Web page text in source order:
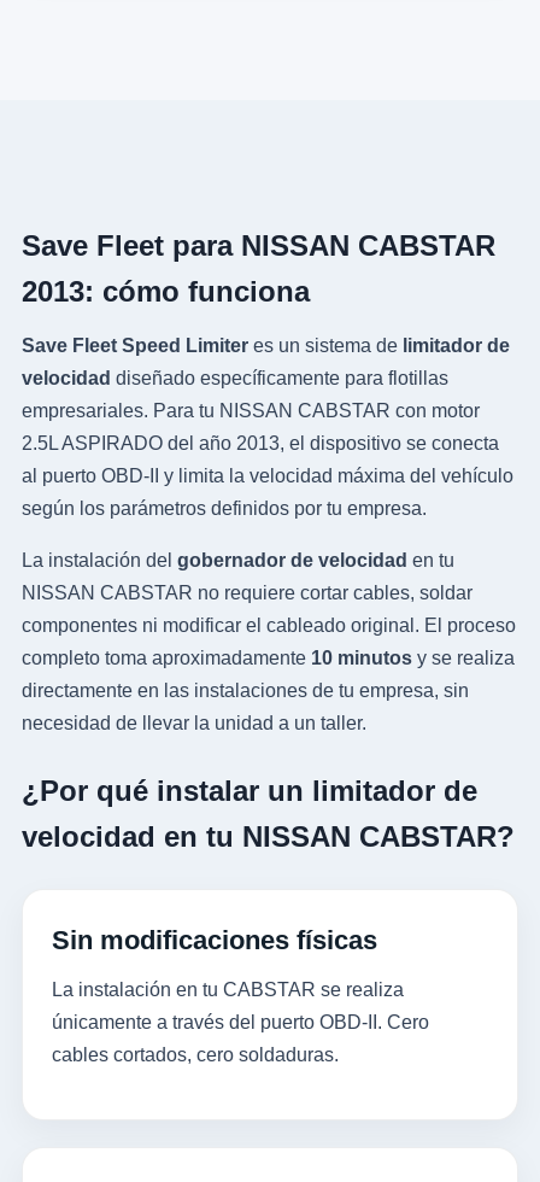
Save Fleet para NISSAN CABSTAR
2013: cómo funciona
Save Fleet Speed Limiteres un sistema de limitador de
velocidad diseñado específicamente para flotillas
empresariales. Para tu NISSAN CABSTAR con motor
2.5L ASPIRADO del año 2013, el dispositivo se conecta
al puerto OBD-II y limita la velocidad máxima del vehículo
según los parámetros definidos por tu empresa.
La instalación del gobernador de velocidad en tu
NISSAN CABSTAR no requiere cortar cables, soldar
componentes ni modificar el cableado original. El proceso
completo toma aproximadamente 10 minutosy se realiza
directamente en las instalaciones de tu empresa, sin
necesidad de llevar la unidad a un taller.
¿Por qué instalar un limitador de
velocidad en tu NISSAN CABSTAR?
Sin modificaciones físicas
La instalación en tu CABSTAR se realiza
únicamente a través del puerto OBD-II. Cero
cables cortados, cero soldaduras.